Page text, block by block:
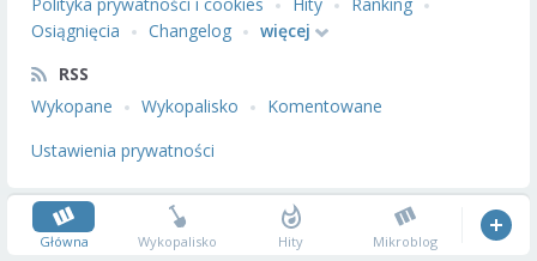
Osiągnięcia
Changelog
więcej
RSS
Wykopane
Wykopalisko
Komentowane
Ustawienia prywatności
Główna Wykopalisko Hity Mikroblog